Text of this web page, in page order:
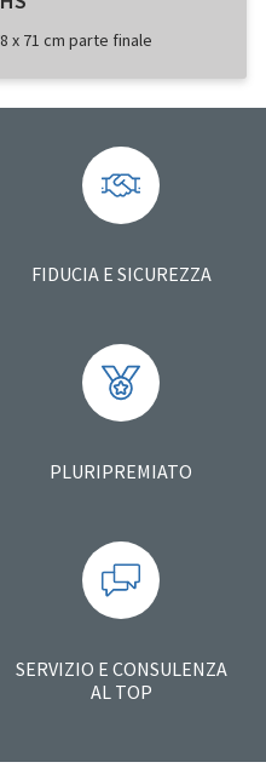
x 71 cm parte finale
FIDUCIA E SICUREZZA
PLURIPREMIATO
SERVIZIO E CONSULENZA
AL TOP